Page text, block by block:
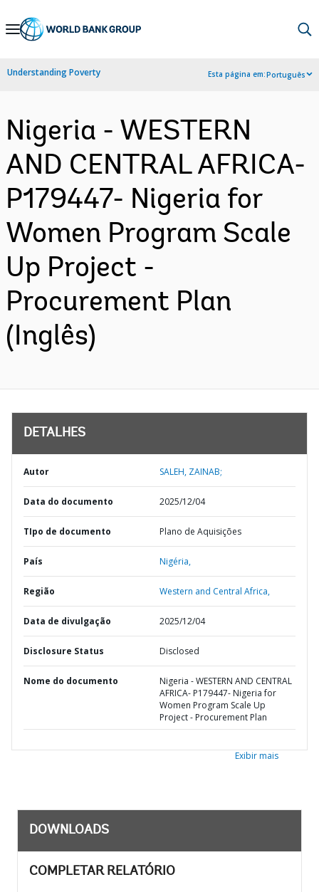
Skip
Navigation
Understanding Poverty Esta página em:Português
Nigeria - WESTERN
AND CENTRAL AFRICA-
P179447- Nigeria for
Women Program Scale
Up Project -
Procurement Plan
(Inglês)
DETALHES
Autor SALEH, ZAINAB;
Data do documento 2025/12/04
TIpo de documento Plano de Aquisições
País Nigéria,
Região Western and Central Africa,
Data de divulgação 2025/12/04
Disclosure Status Disclosed
Nome do documento
Nigeria - WESTERN AND CENTRAL
AFRICA- P179447- Nigeria for
Women Program Scale Up
Project - Procurement Plan
Exibir mais
DOWNLOADS
COMPLETAR RELATÓRIO